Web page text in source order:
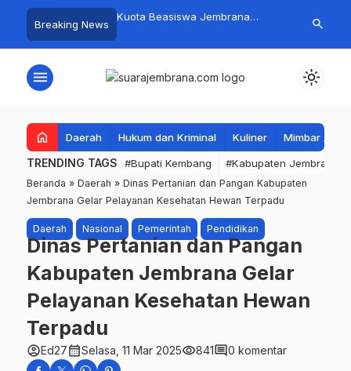
Breaking News
Kembang Beri
Warga Sri
Kuota Beasiswa Jembrana
Siapkan Upaya Penambahan di
Fantastis!
Jembrana
search
menu light_mode
home Daerah Hukum dan Kriminal Kuliner Mimbar
TRENDING TAGS #Bupati Kembang #Kabupaten Jembrana
Beranda » Daerah » Dinas Pertanian dan Pangan Kabupaten
Jembrana Gelar Pelayanan Kesehatan Hewan Terpadu
Daerah Nasional Pemerintah Pendidikan
Dinas Pertanian dan Pangan
Kabupaten Jembrana Gelar
Pelayanan Kesehatan Hewan
Terpadu
account_circleEd27calendar_monthSelasa, 11 Mar 2025visibility841comment0 komentar